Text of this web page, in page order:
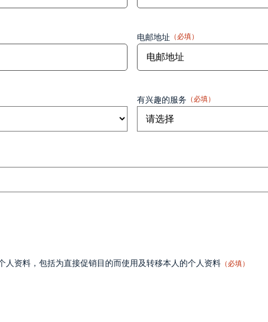
电邮地址 （必填）
有兴趣的服务 （必填）
人资料，包括为直接促销目的而使用及转移本人的个人资料 （必填）